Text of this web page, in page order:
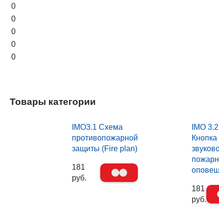
0
0
0
0
0
Товары категории
IMO3.1 Схема
противопожарной
защиты (Fire plan)
181
руб.
IMO 3.2
Кнопка
181
руб.